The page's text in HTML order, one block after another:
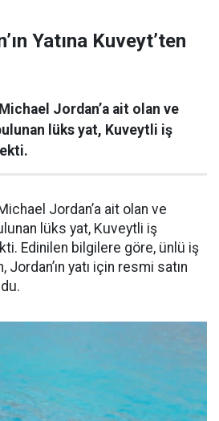
Yatına Kuveyt’ten
Jordan’a ait olan ve
lüks yat, Kuveytli iş
Jordan’a ait olan ve
lüks yat, Kuveytli iş
Edinilen bilgilere göre, ünlü iş
Jordan’ın yatı için resmi satın